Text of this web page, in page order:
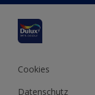
Produkte
Inspirationen
Tipps
Molto
Xyladecor
Cookies
Datenschutz